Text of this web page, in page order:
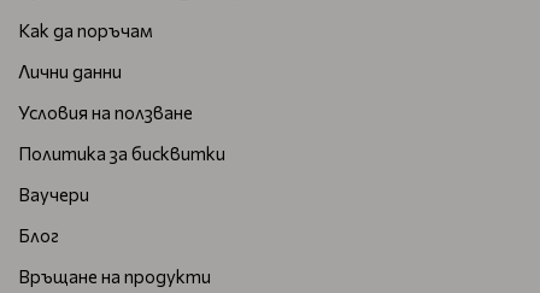
Как да поръчам
Лични данни
Условия на ползване
Политика за бисквитки
Ваучери
Блог
Връщане на продукти